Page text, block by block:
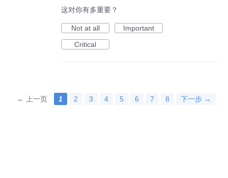
这对你有多重要？
Not at all
Important
Critical
← 上一页 1 2 3 4 5 6 7 8 下一步 →